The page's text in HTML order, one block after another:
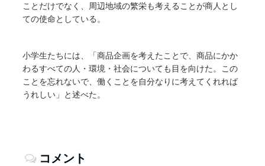
ことだけでなく、周辺地域の繁栄も考えることが商人とし
ての使命としている。
小学生たちには、「商品企画を考えたことで、商品にかか
わるすべての人・環境・社会についても目を向けた。この
ことを忘れないで、働くことを自分なりに考えてくれれば
うれしい」と述べた。
コメント